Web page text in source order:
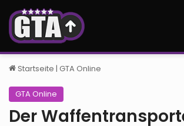
Startseite | GTA Online
GTA Online
Der